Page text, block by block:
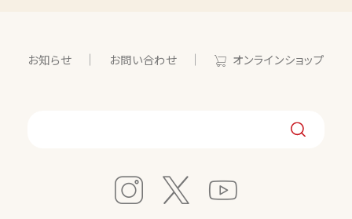
お知らせ お問い合わせ オンラインショップ